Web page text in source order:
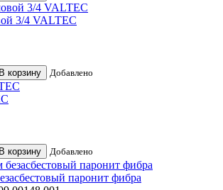
3/4 VALTEC
В корзину Добавлено
В корзину Добавлено
паронит фибра